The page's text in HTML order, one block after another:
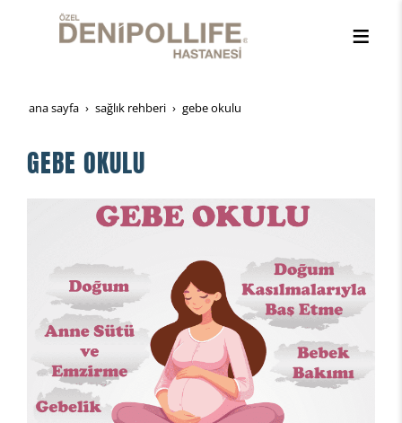
ana sayfa sağlik rehberi̇ gebe okulu
GEBE OKULU